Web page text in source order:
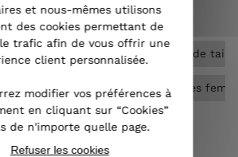
femme Pantalon femme grande taille
Vêtements Grandes tailles
et nous-mêmes utilisons
des cookies permettant de
trafic afin de vous offrir une
client personnalisée.
modifier vos préférences à
en cliquant sur “Cookies”
de n'importe quelle page.
Refuser les cookies